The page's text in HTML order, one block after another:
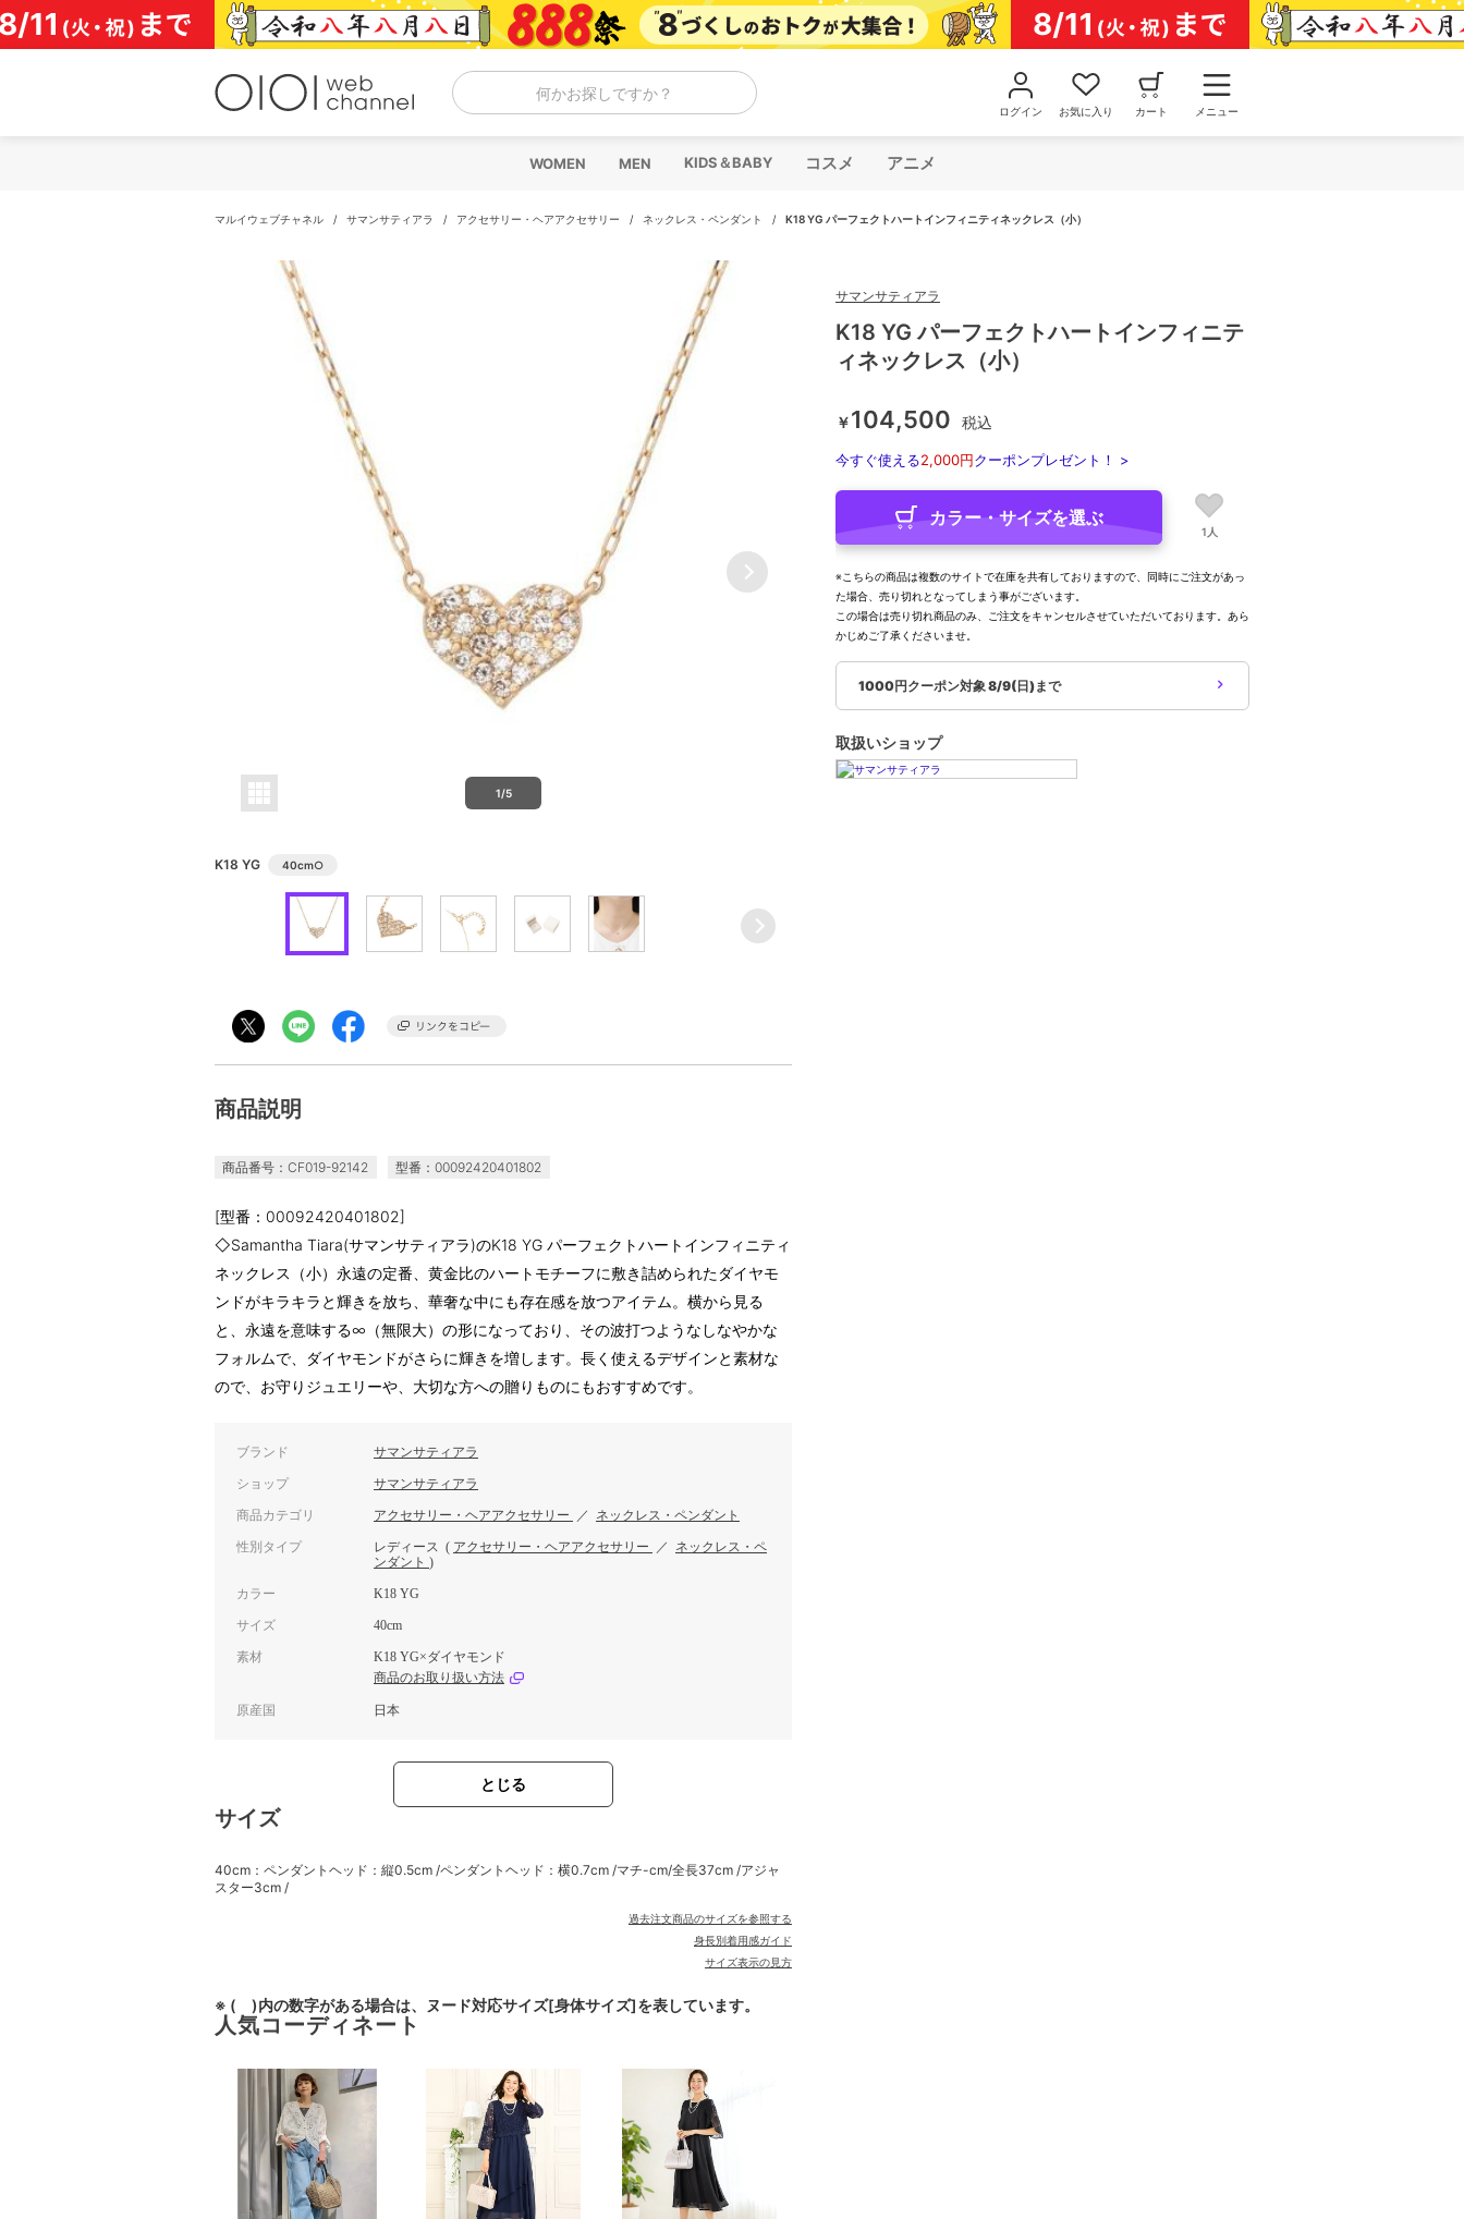
コ
ン
テ
何かお探しですか？
ログイン お気に入り カート メニュー
WOMEN MEN KIDS＆BABY コスメ アニメ
マルイウェブチャネル / サマンサティアラ / アクセサリー・ヘアアクセサリー / ネックレス・ペンダント / K18 YG パーフェクトハートインフィニティネックレス（小）
1/5
K18 YG 40cm○
商品説明
商品番号：CF019-92142 型番：00092420401802
[型番：00092420401802]
◇Samantha Tiara(サマンサティアラ)のK18 YG パーフェクトハートインフィニティ
ネックレス（小）永遠の定番、黄金比のハートモチーフに敷き詰められたダイヤモ
ンドがキラキラと輝きを放ち、華奢な中にも存在感を放つアイテム。横から見る
と、永遠を意味する∞（無限大）の形になっており、その波打つようなしなやかな
フォルムで、ダイヤモンドがさらに輝きを増します。長く使えるデザインと素材な
ので、お守りジュエリーや、大切な方への贈りものにもおすすめです。
ブランド サマンサティアラ
ショップ サマンサティアラ
商品カテゴリ アクセサリー・ヘアアクセサリー ／ ネックレス・ペンダント
性別タイプ レディース ( アクセサリー・ヘアアクセサリー ／ ネックレス・ペ
ンダント )
カラー K18 YG
サイズ 40cm
素材
K18 YG×ダイヤモンド
商品のお取り扱い方法
原産国 日本
とじる
サイズ
40cm：ペンダントヘッド：縦0.5cm /ペンダントヘッド：横0.7cm /マチ-cm/全長37cm /アジャ
スター3cm /
過去注文商品のサイズを参照する
身長別着用感ガイド
サイズ表示の見方
※ ( )内の数字がある場合は、ヌード対応サイズ[身体サイズ]を表しています。
人気コーディネート
サマンサティアラ
K18 YG パーフェクトハートインフィニテ
ィネックレス（小）
￥104,500 税込
今すぐ使える2,000円クーポンプレゼント！ >
カラー・サイズを選ぶ
1人
※こちらの商品は複数のサイトで在庫を共有しておりますので、同時にご注文があっ
た場合、売り切れとなってしまう事がございます。
この場合は売り切れ商品のみ、ご注文をキャンセルさせていただいております。あら
かじめご了承くださいませ。
1000円クーポン対象 8/9(日)まで
取扱いショップ